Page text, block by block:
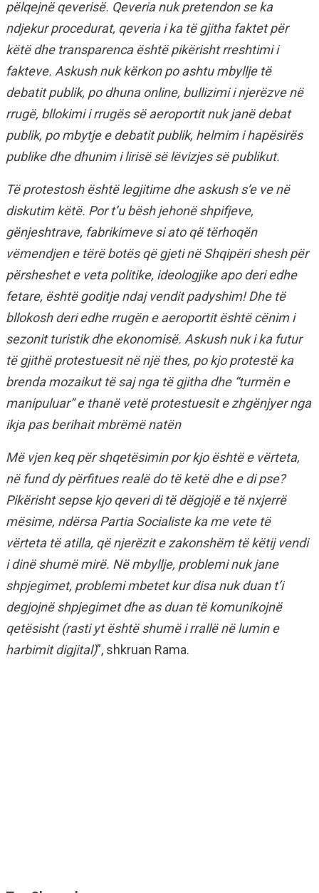
pëlqejnë qeverisë. Qeveria nuk pretendon se ka
ndjekur procedurat, qeveria i ka të gjitha faktet për
këtë dhe transparenca është pikërisht rreshtimi i
fakteve. Askush nuk kërkon po ashtu mbyllje të
debatit publik, po dhuna online, bullizimi i njerëzve në
rrugë, bllokimi i rrugës së aeroportit nuk janë debat
publik, po mbytje e debatit publik, helmim i hapësirës
publike dhe dhunim i lirisë së lëvizjes së publikut.
Të protestosh është legjitime dhe askush s’e ve në
diskutim këtë. Por t’u bësh jehonë shpifjeve,
gënjeshtrave, fabrikimeve si ato që tërhoqën
vëmendjen e tërë botës që gjeti në Shqipëri shesh për
përsheshet e veta politike, ideologjike apo deri edhe
fetare, është goditje ndaj vendit padyshim! Dhe të
bllokosh deri edhe rrugën e aeroportit është cënim i
sezonit turistik dhe ekonomisë. Askush nuk i ka futur
të gjithë protestuesit në një thes, po kjo protestë ka
brenda mozaikut të saj nga të gjitha dhe “turmën e
manipuluar” e thanë vetë protestuesit e zhgënjyer nga
ikja pas berihait mbrëmë natën
Më vjen keq për shqetësimin por kjo është e vërteta,
në fund dy përfitues realë do të ketë dhe e di pse?
Pikërisht sepse kjo qeveri di të dëgjojë e të nxjerrë
mësime, ndërsa Partia Socialiste ka me vete të
vërteta të atilla, që njerëzit e zakonshëm të këtij vendi
i dinë shumë mirë. Në mbyllje, problemi nuk jane
shpjegimet, problemi mbetet kur disa nuk duan t’i
degjojnë shpjegimet dhe as duan të komunikojnë
qetësisht (rasti yt është shumë i rrallë në lumin e
harbimit digjital)”, shkruan Rama.